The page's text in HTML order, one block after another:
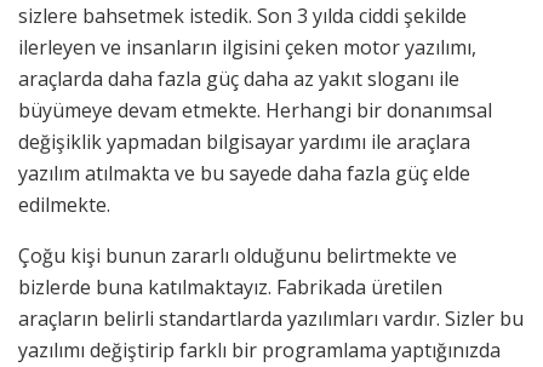
sizlere bahsetmek istedik. Son 3 yılda ciddi şekilde
ilerleyen ve insanların ilgisini çeken motor yazılımı,
araçlarda daha fazla güç daha az yakıt sloganı ile
büyümeye devam etmekte. Herhangi bir donanımsal
değişiklik yapmadan bilgisayar yardımı ile araçlara
yazılım atılmakta ve bu sayede daha fazla güç elde
edilmekte.
Çoğu kişi bunun zararlı olduğunu belirtmekte ve
bizlerde buna katılmaktayız. Fabrikada üretilen
araçların belirli standartlarda yazılımları vardır. Sizler bu
yazılımı değiştirip farklı bir programlama yaptığınızda